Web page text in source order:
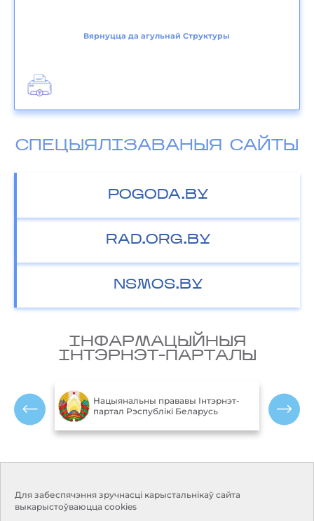
Вярнуцца да агульнай Структуры
СПЕЦЫЯЛІЗАВАНЫЯ САЙТЫ
POGODA.BY
RAD.ORG.BY
NSMOS.BY
IНФАРМАЦЫЙНЫЯ
IНТЭРНЭТ-ПАРТАЛЫ
Нацыянальны прававы Інтэрнэт-
партал Рэспублікі Беларусь
Для забеспячэння зручнасці карыстальнікаў сайта
выкарыстоўваюцца cookies
Адрас:220114, г. Мінск, пр.
Незалежнасці, 110
Панядзелак-пятніца: